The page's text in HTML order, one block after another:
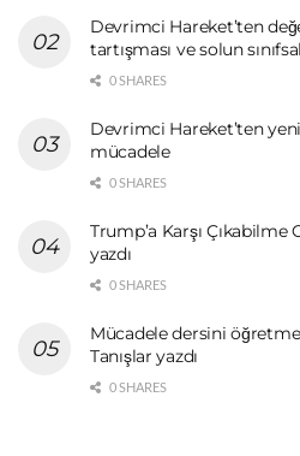
Devrimci Hareket’ten
tartışması ve solun
0 SHARES
Devrimci Hareket’ten
mücadele
0 SHARES
Trump’a Karşı Çıkabilme
yazdı
0 SHARES
Mücadele dersini
Tanışlar yazdı
0 SHARES